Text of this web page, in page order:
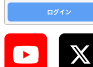
ログイン